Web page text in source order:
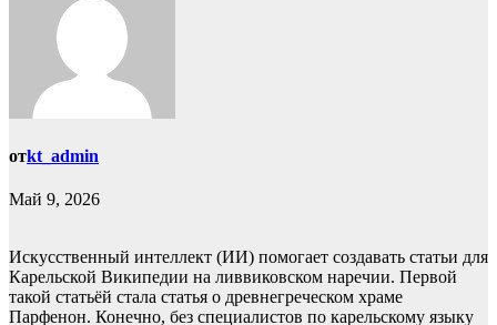
отkt_admin
Май 9, 2026
Искусственный интеллект (ИИ) помогает создавать статьи для
Карельской Википедии на ливвиковском наречии. Первой
такой статьёй стала статья о древнегреческом храме
Парфенон. Конечно, без специалистов по карельскому языку